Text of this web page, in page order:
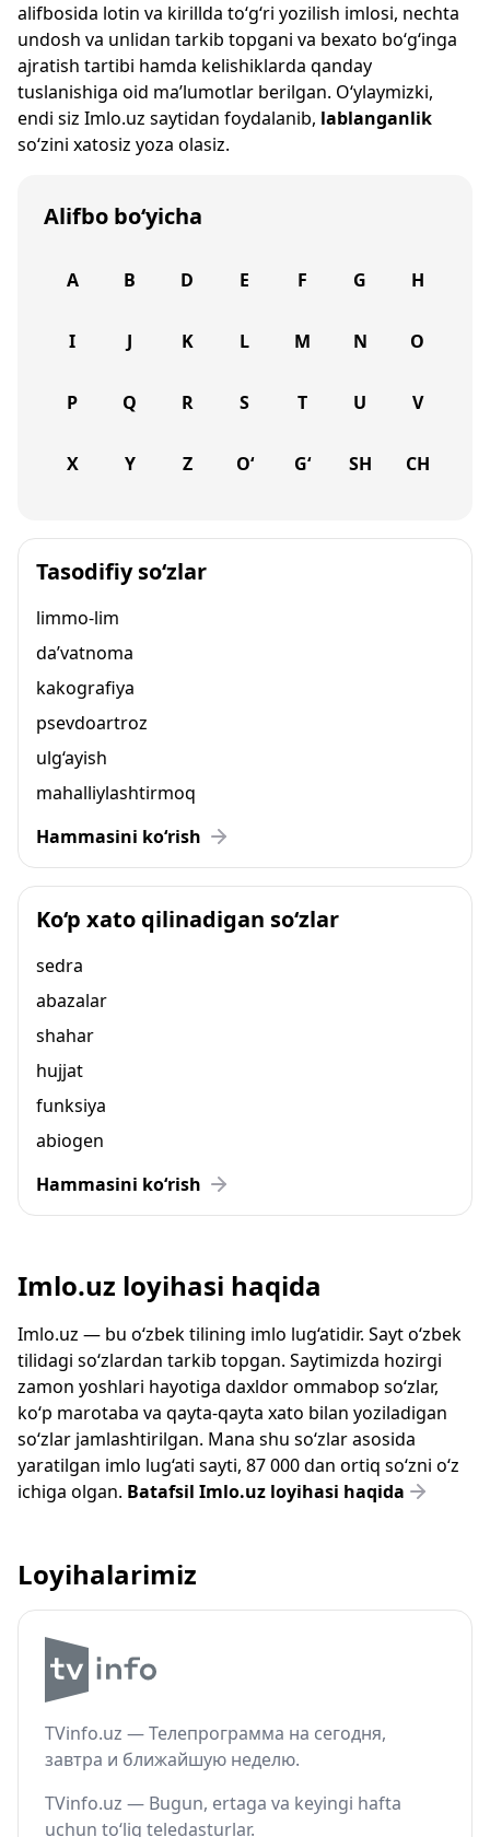
alifbosida lotin va kirillda to‘g‘ri yozilish imlosi, nechta
undosh va unlidan tarkib topgani va bexato bo‘g‘inga
ajratish tartibi hamda kelishiklarda qanday
tuslanishiga oid ma’lumotlar berilgan. O‘ylaymizki,
endi siz Imlo.uz saytidan foydalanib, lablanganlik
so‘zini xatosiz yoza olasiz.
Alifbo bo‘yicha
A B D E F G H
I J K L M N O
P Q R S T U V
X Y Z O‘ G‘ SH CH
Tasodifiy so‘zlar
limmo-lim
da’vatnoma
kakografiya
psevdoartroz
ulg‘ayish
mahalliylashtirmoq
Hammasini ko‘rish
Ko‘p xato qilinadigan so‘zlar
sedra
abazalar
shahar
hujjat
funksiya
abiogen
Hammasini ko‘rish
Imlo.uz loyihasi haqida
Imlo.uz — bu o‘zbek tilining imlo lug‘atidir. Sayt o‘zbek
tilidagi so‘zlardan tarkib topgan. Saytimizda hozirgi
zamon yoshlari hayotiga daxldor ommabop so‘zlar,
ko‘p marotaba va qayta-qayta xato bilan yoziladigan
so‘zlar jamlashtirilgan. Mana shu so‘zlar asosida
yaratilgan imlo lug‘ati sayti, 87 000 dan ortiq so‘zni o‘z
ichiga olgan. Batafsil Imlo.uz loyihasi haqida
Loyihalarimiz
TVinfo.uz — Телепрограмма на сегодня,
завтра и ближайшую неделю.
TVinfo.uz — Bugun, ertaga va keyingi hafta
uchun to‘liq teledasturlar.